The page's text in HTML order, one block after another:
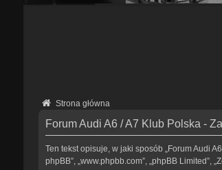
Strona główna
Forum Audi A6 / A7 Klub Polska -
Ten tekst opisuje, w jaki sposób „Forum Audi
phpBB”, „www.phpbb.com”, „phpBB